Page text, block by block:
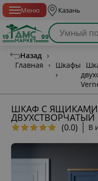
Меню Казань
Назад ›
Главная
›
Шкафы
›
ШКАФ С ЯЩИКАМИ
ДВУХСТВОРЧАТЫЙ
(0.0) В